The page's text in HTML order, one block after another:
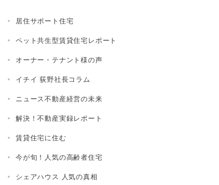
居住サポート住宅
ペット共生型賃貸住宅レポート
オーナー・テナント様の声
イチイ 荻野社長コラム
ニュース不動産経営の未来
解決！不動産実録レポート
賃貸住宅に住む
今が旬！人気の高齢者住宅
シェアハウス 人気の真相